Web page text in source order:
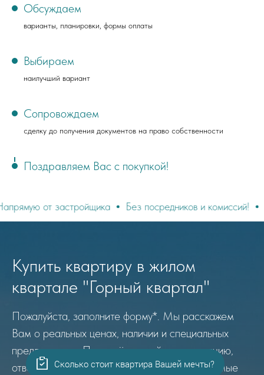
Обсуждаем
варианты, планировки, формы оплаты
Выбираем
наилучший вариант
Сопровождаем
сделку до получения документов на право собственности
Поздравляем Вас с покупкой!
застройщика Без посредников и комиссий!
Купить квартиру в жилом
квартале "Горный квартал"
Пожалуйста, заполните форму*. Мы расскажем
Вам о реальных ценах, наличии и специальных
предложениях. Проведём онлайн презентацию,
ответим на вопросы, предоставим необходимые
Сколько стоит квартира Вашей мечты?